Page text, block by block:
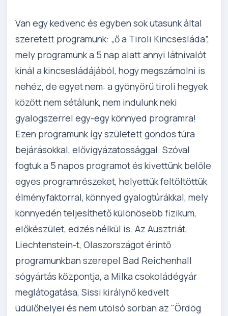
Van egy kedvenc és egyben sok utasunk által
szeretett programunk: „ő a Tiroli Kincsesláda”,
mely programunk a 5 nap alatt annyi látnivalót
kínál a kincsesládájából, hogy megszámolni is
nehéz, de egyet nem: a gyönyörű tiroli hegyek
között nem sétálunk, nem indulunk neki
gyalogszerrel egy-egy könnyed programra!
Ezen programunk így született gondos túra
bejárásokkal, elővigyázatossággal. Szóval
fogtuk a 5 napos programot és kivettünk belőle
egyes programrészeket, helyettük feltöltöttük
élményfaktorral, könnyed gyalogtúrákkal, mely
könnyedén teljesíthető különösebb fizikum,
előkészület, edzés nélkül is. Az Ausztriát,
Liechtenstein-t, Olaszországot érintő
programunkban szerepel Bad Reichenhall
sógyártás központja, a Milka csokoládégyár
meglátogatása, Sissi királynő kedvelt
üdülőhelyei és nem utolsó sorban az "Ördög